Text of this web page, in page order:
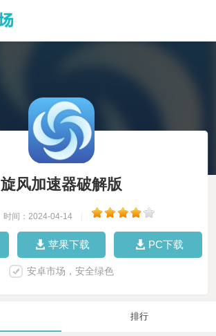
旋风加速器破解版
时间：2024-04-14
苹果下载 PC下载
安卓市场，安全绿色
排行